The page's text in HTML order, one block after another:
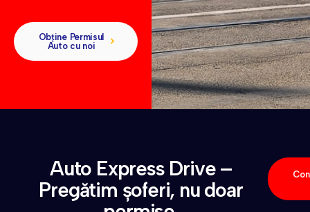
Obține Permisul
Auto cu noi
Auto Express Drive –
Pregătim șoferi, nu doar